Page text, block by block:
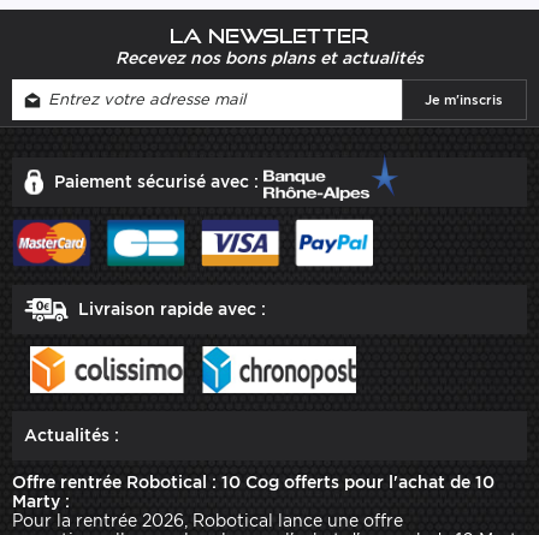
La newsletter
Recevez nos bons plans et actualités
Paiement sécurisé avec :
Livraison rapide avec :
Actualités :
Offre rentrée Robotical : 10 Cog offerts pour l'achat de 10
Marty :
Pour la rentrée 2026, Robotical lance une offre